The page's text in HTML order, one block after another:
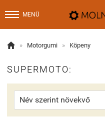
MENÜ
 » Motorgumi » Köpeny
SUPERMOTO: